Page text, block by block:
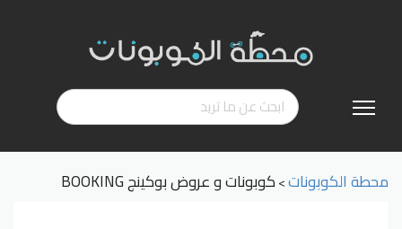
إلى
محطة الكوبونات>كوبونات و عروض بوكينج BOOKING